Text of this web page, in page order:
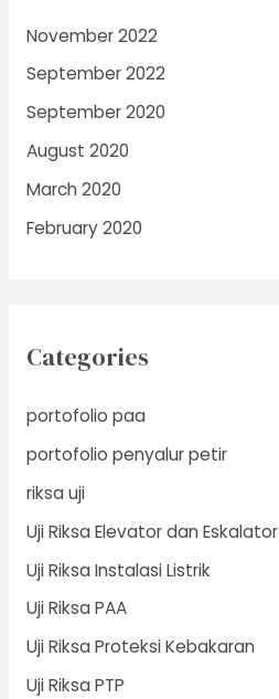
November 2022
September 2022
September 2020
August 2020
March 2020
February 2020
Categories
portofolio paa
portofolio penyalur petir
riksa uji
Uji Riksa Elevator dan Eskalator
Uji Riksa Instalasi Listrik
Uji Riksa PAA
Uji Riksa Proteksi Kebakaran
Uji Riksa PTP